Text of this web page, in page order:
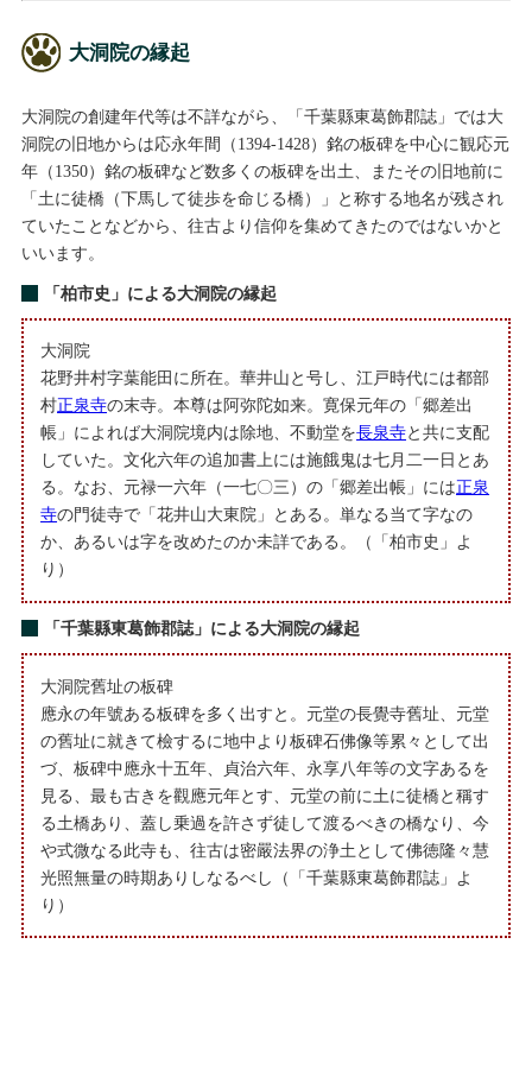
大洞院の縁起
大洞院の創建年代等は不詳ながら、「千葉縣東葛飾郡誌」では大
洞院の旧地からは応永年間（1394-1428）銘の板碑を中心に観応元
年（1350）銘の板碑など数多くの板碑を出土、またその旧地前に
「土に徒橋（下馬して徒歩を命じる橋）」と称する地名が残され
ていたことなどから、往古より信仰を集めてきたのではないかと
いいます。
「柏市史」による大洞院の縁起
大洞院
花野井村字葉能田に所在。華井山と号し、江戸時代には都部
村正泉寺の末寺。本尊は阿弥陀如来。寛保元年の「郷差出
帳」によれば大洞院境内は除地、不動堂を長泉寺と共に支配
していた。文化六年の追加書上には施餓鬼は七月二一日とあ
る。なお、元禄一六年（一七〇三）の「郷差出帳」には正泉
寺の門徒寺で「花井山大東院」とある。単なる当て字なの
か、あるいは字を改めたのか未詳である。（「柏市史」よ
り）
「千葉縣東葛飾郡誌」による大洞院の縁起
大洞院舊址の板碑
應永の年號ある板碑を多く出すと。元堂の長覺寺舊址、元堂
の舊址に就きて檢するに地中より板碑石佛像等累々として出
づ、板碑中應永十五年、貞治六年、永享八年等の文字あるを
見る、最も古きを觀應元年とす、元堂の前に土に徒橋と稱す
る土橋あり、蓋し乗過を許さず徒して渡るべきの橋なり、今
や式微なる此寺も、往古は密嚴法界の浄土として佛徳隆々慧
光照無量の時期ありしなるべし（「千葉縣東葛飾郡誌」よ
り）